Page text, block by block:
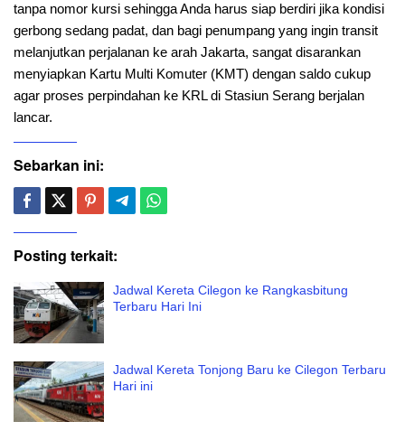
tanpa nomor kursi sehingga Anda harus siap berdiri jika kondisi
gerbong sedang padat, dan bagi penumpang yang ingin transit
melanjutkan perjalanan ke arah Jakarta, sangat disarankan
menyiapkan Kartu Multi Komuter (KMT) dengan saldo cukup
agar proses perpindahan ke KRL di Stasiun Serang berjalan
lancar.
Sebarkan ini:
Posting terkait:
Jadwal Kereta Cilegon ke Rangkasbitung
Terbaru Hari Ini
Jadwal Kereta Tonjong Baru ke Cilegon Terbaru
Hari ini